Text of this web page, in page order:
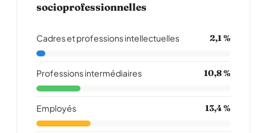
socioprofessionnelles
Cadres et professions intellectuelles 2,1 %
Professions intermédiaires 10,8 %
Employés 13,4 %